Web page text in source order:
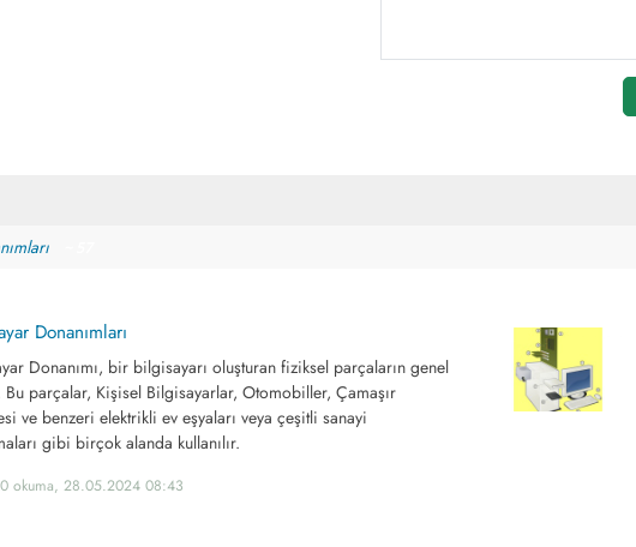
Donanımları
Donanımı, bir bilgisayarı oluşturan fiziksel parçaların genel
Bu parçalar, Kişisel Bilgisayarlar, Otomobiller, Çamaşır
ve benzeri elektrikli ev eşyaları veya çeşitli sanayi
gibi birçok alanda kullanılır.
okuma, 28.05.2024 08:43